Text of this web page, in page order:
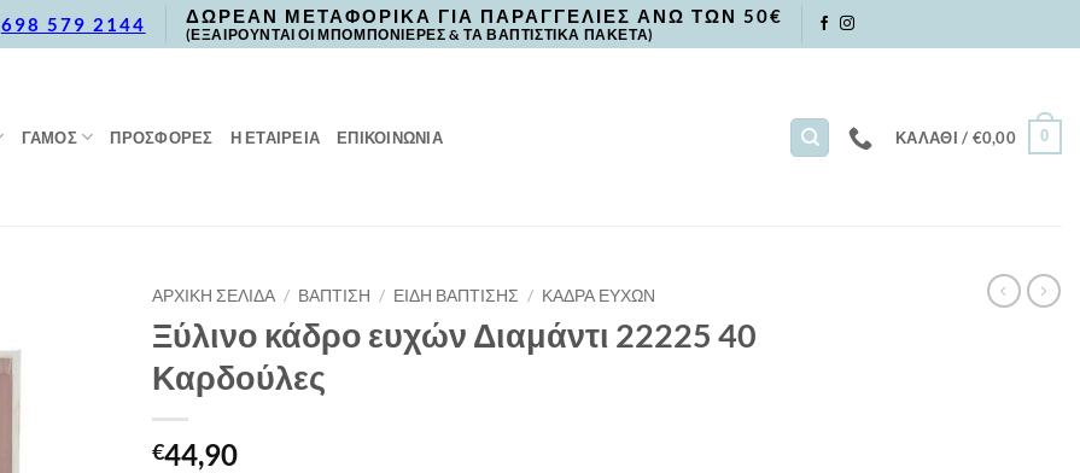
698 579 2144 ΔΩΡΕΑΝ ΜΕΤΑΦΟΡΙΚΑ ΓΙΑ ΠΑΡΑΓΓΕΛΙΕΣ ΑΝΩ ΤΩΝ 50€
(ΕΞΑΙΡΟΥΝΤΑΙ ΟΙ ΜΠΟΜΠΟΝΙΕΡΕΣ & ΤΑ ΒΑΠΤΙΣΤΙΚΑ ΠΑΚΕΤΑ)
ΓΑΜΟΣ ΠΡΟΣΦΟΡΈΣ Η ΕΤΑΙΡΕΙΑ ΕΠΙΚΟΙΝΩΝΙΑ ΚΑΛΆΘΙ / €0,00 0
ΑΡΧΙΚΉ ΣΕΛΊΔΑ / ΒΑΠΤΙΣΗ / ΕΙΔΗ ΒΑΠΤΙΣΗΣ / ΚΑΔΡΑ ΕΥΧΩΝ
Ξύλινο κάδρο ευχών Διαμάντι 22225 40
Καρδούλες
€44,90